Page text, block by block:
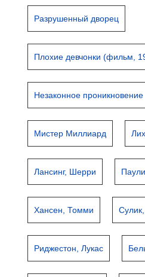
Разрушенный дворец
Плохие девчонки (фильм,
Незаконное проникновение
Мистер Миллиард
Лансинг, Шерри
Хансен, Томми
Риджестон, Лукас